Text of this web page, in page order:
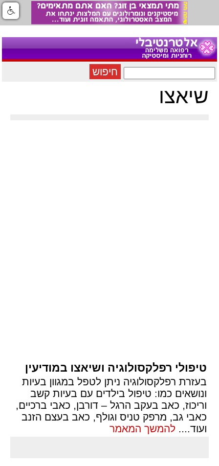
חיפוש
שיאצו
טיפולי רפלקסולוגיה ושיאצו במודיעין
בעזרת רפלקסולוגיה ניתן לטפל במגוון בעיות
ונושאים כמו: טיפול בילדים עם בעיות קשב
וריכוז, כאב בעקב הרגל – דורבן, כאבי ברכיים,
כאבי גב, מרפק טניס וגולף, כאב בעצם הזנב
ועוד.... להמשך המאמר